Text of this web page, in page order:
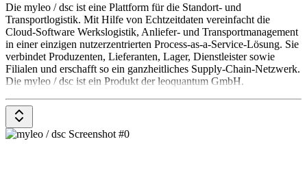
Die myleo / dsc ist eine Plattform für die Standort- und
Transportlogistik. Mit Hilfe von Echtzeitdaten vereinfacht die
Cloud-Software Werkslogistik, Anliefer- und Transportmanagement
in einer einzigen nutzerzentrierten Process-as-a-Service-Lösung. Sie
verbindet Produzenten, Lieferanten, Lager, Dienstleister sowie
Filialen und erschafft so ein ganzheitliches Supply-Chain-Netzwerk.
Die myleo / dsc ist ein Produkt der leoquantum GmbH.